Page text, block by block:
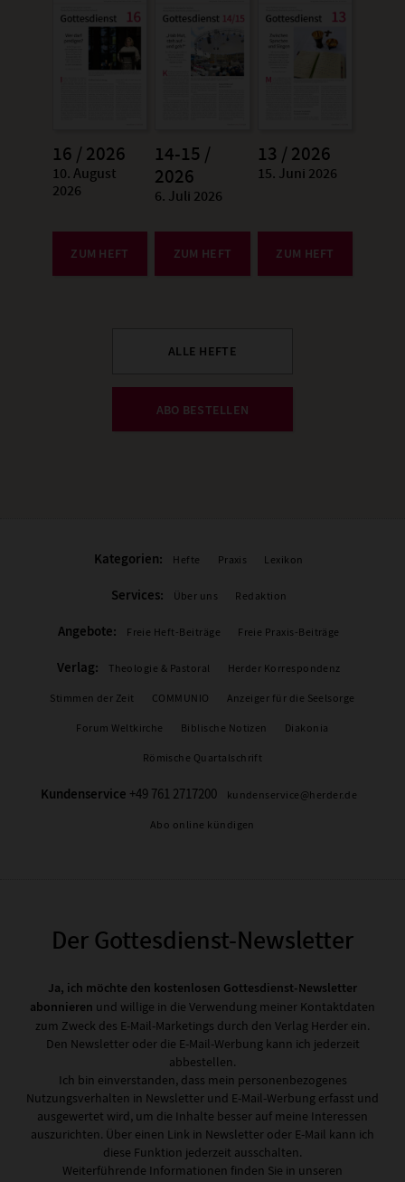
16 / 2026
:
10. August
2026
ZUM HEFT
14-15 /
2026
:
6. Juli 2026
ZUM HEFT
13 / 2026
:
15. Juni 2026
ZUM HEFT
ALLE HEFTE
ABO BESTELLEN
Kategorien: Hefte Praxis Lexikon
Services: Über uns Redaktion
Angebote: Freie Heft-Beiträge Freie Praxis-Beiträge
Verlag: Theologie & Pastoral Herder Korrespondenz
Stimmen der Zeit COMMUNIO Anzeiger für die Seelsorge
Forum Weltkirche Biblische Notizen Diakonia
Römische Quartalschrift
Kundenservice +49 761 2717200 kundenservice@herder.de
Abo online kündigen
Der Gottesdienst-Newsletter
Ja, ich möchte den kostenlosen Gottesdienst-Newsletter
abonnieren und willige in die Verwendung meiner Kontaktdaten
zum Zweck des E-Mail-Marketings durch den Verlag Herder ein.
Den Newsletter oder die E-Mail-Werbung kann ich jederzeit
abbestellen.
Ich bin einverstanden, dass mein personenbezogenes
Nutzungsverhalten in Newsletter und E-Mail-Werbung erfasst und
ausgewertet wird, um die Inhalte besser auf meine Interessen
auszurichten. Über einen Link in Newsletter oder E-Mail kann ich
diese Funktion jederzeit ausschalten.
Weiterführende Informationen finden Sie in unseren